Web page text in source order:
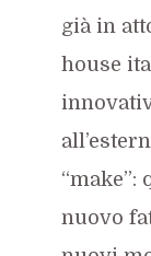
già in
house
“make”:
nuovo